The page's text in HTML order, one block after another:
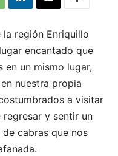
la región Enriquillo
encantado que
en un mismo lugar,
nuestra propia
a visitar
regresar y sentir un
cabras que nos